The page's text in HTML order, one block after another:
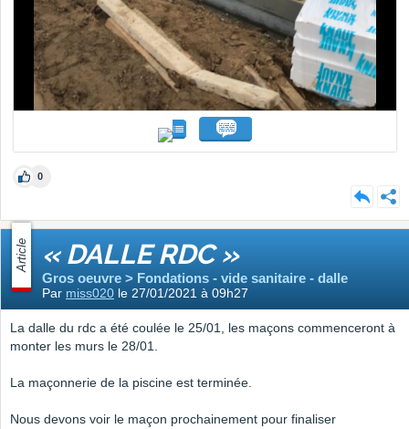
0
Article « DALLE RDC »
Gros oeuvre > Fondations - vide sanitaire - dalle
Par miss020 le 27/01/2021 à 09h27
La dalle du rdc a été coulée le 25/01, les maçons commenceront à
monter les murs le 28/01.
La maçonnerie de la piscine est terminée.
Nous devons voir le maçon prochainement pour finaliser